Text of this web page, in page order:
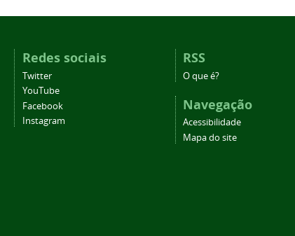
Redes sociais
Twitter
YouTube
Facebook
Instagram
RSS
O que é?
Navegação
Acessibilidade
Mapa do site